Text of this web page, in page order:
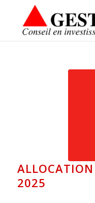
2025